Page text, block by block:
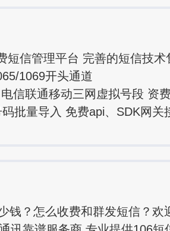
短信管理平台 完善的短信技术
1069开头通道
信联通移动三网虚拟号段 资
批量导入 免费api、SDK网关
钱？怎么收费和群发短信？欢